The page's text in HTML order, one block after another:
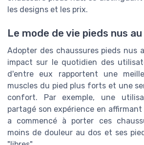
les designs et les prix.
Le mode de vie pieds nus
Adopter des chaussures pieds nus
impact sur le quotidien des
d'entre eux rapportent une
muscles du pied plus forts et une
confort. Par exemple, une
partagé son expérience en
a commencé à porter ces
moins de douleur au dos et ses